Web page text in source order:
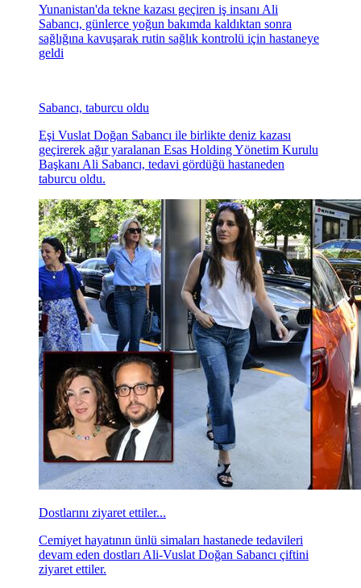
Yunanistan'da tekne kazası geçiren iş insanı Ali
Sabancı, günlerce yoğun bakımda kaldıktan sonra
sağlığına kavuşarak rutin sağlık kontrolü için hastaneye
geldi
Sabancı, taburcu oldu
Eşi Vuslat Doğan Sabancı ile birlikte deniz kazası
geçirerek ağır yaralanan Esas Holding Yönetim Kurulu
Başkanı Ali Sabancı, tedavi gördüğü hastaneden
taburcu oldu.
Dostlarını ziyaret ettiler...
Cemiyet hayatının ünlü simaları hastanede tedavileri
devam eden dostları Ali-Vuslat Doğan Sabancı çiftini
ziyaret ettiler.